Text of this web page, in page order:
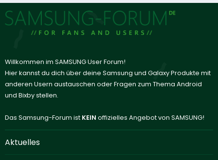
Willkommen im SAMSUNG User Forum!
Hier kannst du dich über deine Samsung und Galaxy Produkte mit
anderen Usern austauschen oder Fragen zum Thema Android
und Bixby stellen.
Das Samsung-Forum ist KEIN offizielles Angebot von SAMSUNG!
Aktuelles